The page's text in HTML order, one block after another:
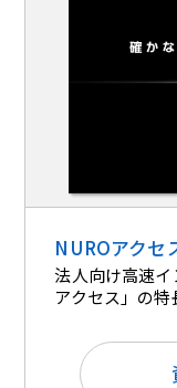
NUROアクセ
法人向け高速
アクセス」の特